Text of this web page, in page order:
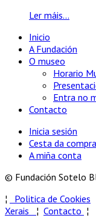
Ler máis...
Inicio
A Fundación
O museo
Horario
Entra no
Contacto
Inicia sesión
Cesta da compra
A miña conta
© Fundación Sotelo
¦
Politica de Cookies
Xerais
¦ Contacto ¦